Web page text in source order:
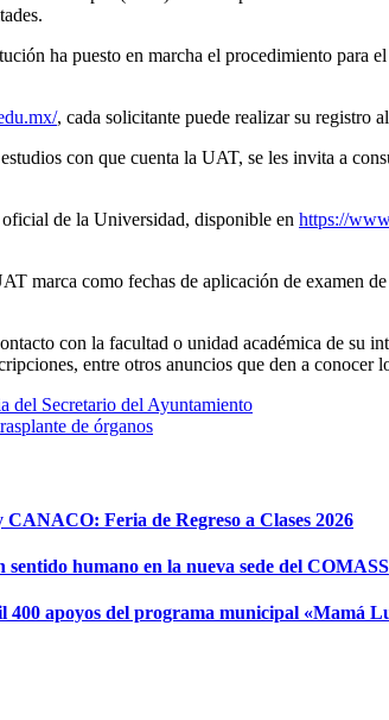
ha puesto en marcha el procedimiento para
, cada solicitante puede realizar su registro
con que cuenta la UAT, se les invita a
de la Universidad, disponible en https://
marca como fechas de aplicación de examen
con la facultad o unidad académica de
entre otros anuncios que den a
del Secretario del Ayuntamiento
de órganos
Feria de Regreso a Clases 2026
humano en la nueva sede del COMASS
apoyos del programa municipal «Mamá